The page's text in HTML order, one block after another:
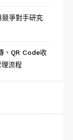
爭對手研究
、QR Code收
流程